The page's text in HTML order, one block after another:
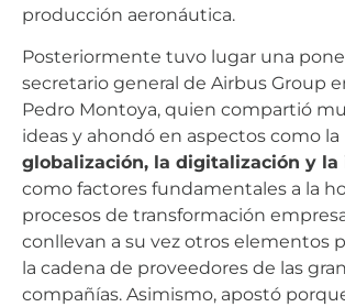
producción aeronáutica.
Posteriormente tuvo lugar una
secretario general de Airbus Group
Pedro Montoya, quien compartió
ideas y ahondó en aspectos como la
globalización, la digitalización y la
como factores fundamentales a la
procesos de transformación
conllevan a su vez otros elementos
la cadena de proveedores de las
compañías. Asimismo, apostó